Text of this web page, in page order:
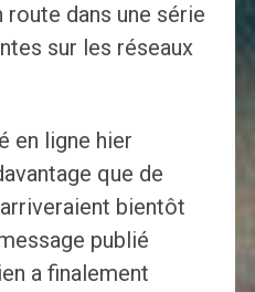
route dans une série
sur les réseaux
en ligne hier
que de
bientôt
publié
a finalement